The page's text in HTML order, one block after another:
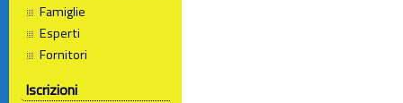
Famiglie
Esperti
Fornitori
Iscrizioni